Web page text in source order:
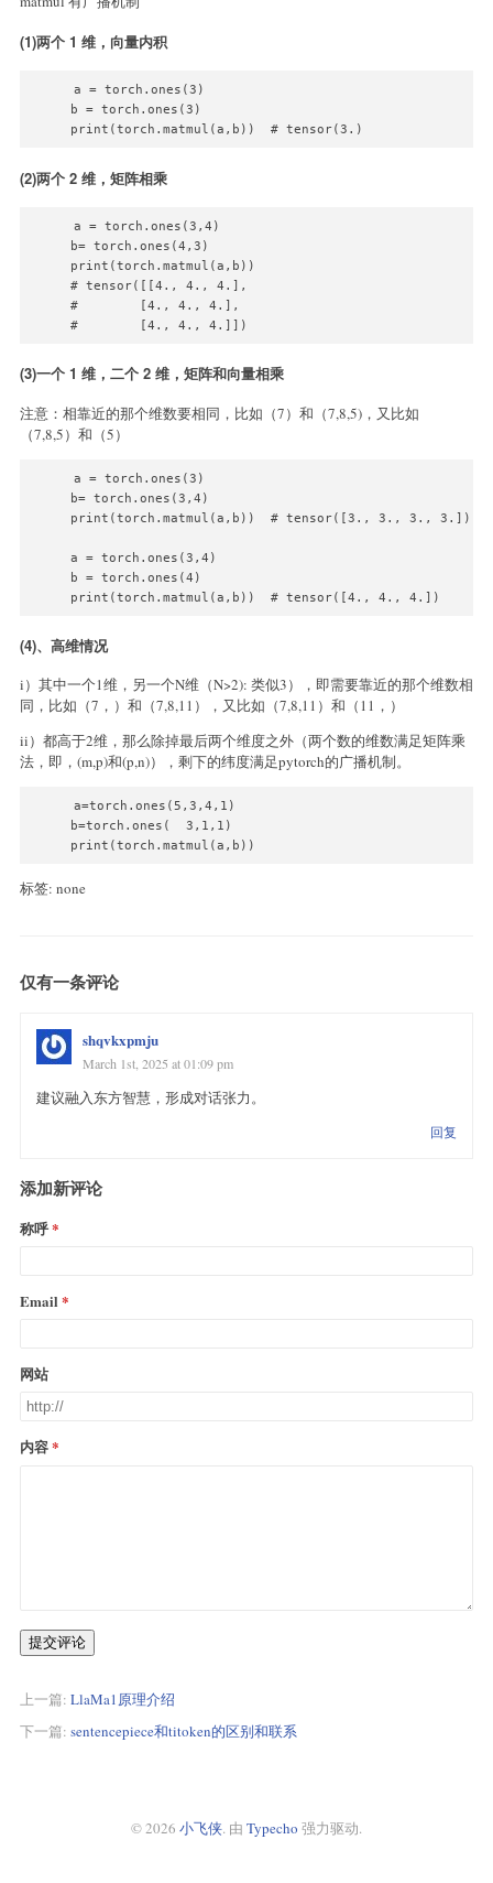
(1)两个 1 维，向量内积
a = torch.ones(3)
b = torch.ones(3)
(2)两个 2 维，矩阵相乘
a = torch.ones(3,4)
b= torch.ones(4,3)
print(torch.matmul(a,b))
# tensor([[4., 4., 4.],
#        [4., 4., 4.],
#        [4., 4., 4.]])
(3)一个 1 维，二个 2 维，矩阵和向量相乘
注意：相靠近的那个维数要相同，比如（7）和（7,8,5)，又比如
（7,8,5）和（5）
a = torch.ones(3)
b= torch.ones(3,4)
print(torch.matmul(a,b))  # tensor([3., 3., 3., 3.])
a = torch.ones(3,4)
b = torch.ones(4)
(4)、高维情况
i）其中一个1维，另一个N维（N>2): 类似3），即需要靠近的那个维数相
同，比如（7，）和（7,8,11），又比如（7,8,11）和（11，）
ii）都高于2维，那么除掉最后两个维度之外（两个数的维数满足矩阵乘
法，即，(m,p)和(p,n)），剩下的纬度满足pytorch的广播机制。
a=torch.ones(5,3,4,1)
b=torch.ones(  3,1,1)
标签: none
仅有一条评论
shqvkxpmju
March 1st, 2025 at 01:09 pm
建议融入东方智慧，形成对话张力。
回复
添加新评论
称呼
Email
网站
内容
提交评论
上一篇: LlaMa1原理介绍
下一篇: sentencepiece和titoken的区别和联系
© 2026 小飞侠. 由 Typecho 强力驱动.